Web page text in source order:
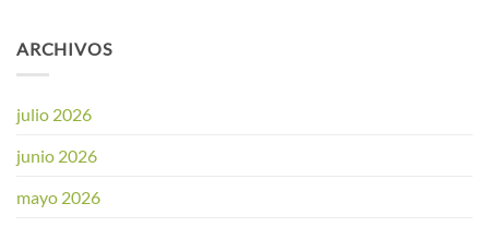
ARCHIVOS
julio 2026
junio 2026
mayo 2026